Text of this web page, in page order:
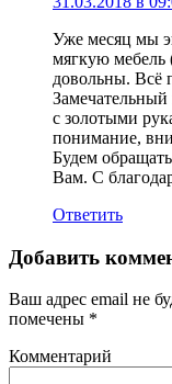
Уже месяц мы
мягкую мебель
довольны. Всё
с золотыми
понимание,
Будем
Вам. С
Ответить
Добавить
Ваш адрес email не
помечены *
Комментарий